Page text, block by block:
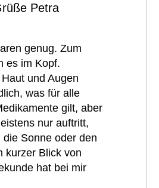
Petra
genug. Zum
es im Kopf.
und Augen
was für alle
gilt, aber
nur auftritt,
Sonne oder den
kurzer Blick von
hat bei mir